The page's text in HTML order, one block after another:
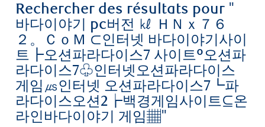
Rechercher des résultats pour "
바다이야기 pc버전 ㎘ ＨＮｘ７６
２。ＣｏＭ ⊂인터넷 바다이야기사이
트┣오션파라다이스7 사이트º오션파
라다이스7♧인터넷오션파라다이스
게임㎲인터넷 오션파라다이스7┗파
라다이스오션2┢백경게임사이트⊆온
라인바다이야기 게임▦"